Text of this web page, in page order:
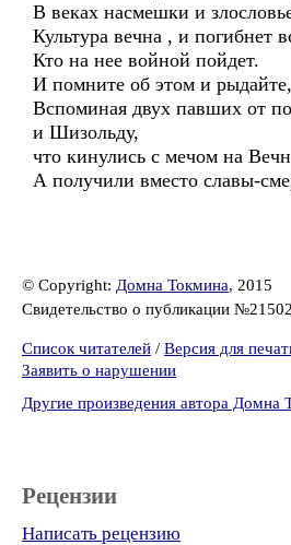
В веках насмешки и
Культура вечна , и погибнет
Кто на нее войной пойдет.
И помните об этом и рыдайте,
Вспоминая двух павших от
и Шизольду,
что кинулись с мечом на
А получили вместо славы-
© Copyright: Домна Токмина, 2015
Свидетельство о публикации
Список читателей / Версия для
Заявить о нарушении
Другие произведения автора Домна
Рецензии
Написать рецензию